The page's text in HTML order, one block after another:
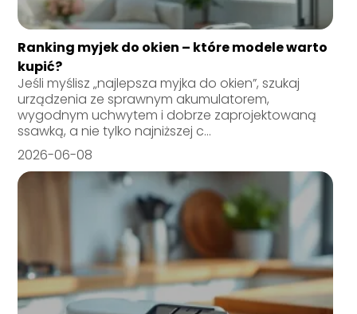
Ranking myjek do okien – które modele warto
kupić?
Jeśli myślisz „najlepsza myjka do okien”, szukaj
urządzenia ze sprawnym akumulatorem,
wygodnym uchwytem i dobrze zaprojektowaną
ssawką, a nie tylko najniższej c...
2026-06-08